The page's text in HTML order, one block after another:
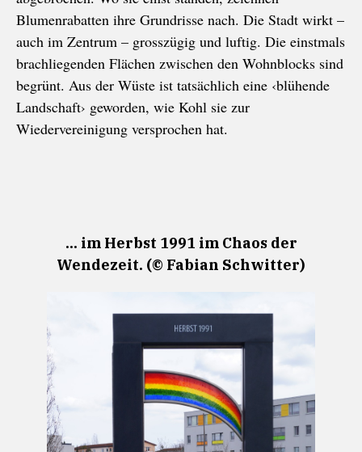
Blumenrabatten ihre Grundrisse nach. Die Stadt wirkt –
auch im Zentrum – grosszügig und luftig. Die einstmals
brachliegenden Flächen zwischen den Wohnblocks sind
begrünt. Aus der Wüste ist tatsächlich eine ‹blühende
Landschaft› geworden, wie Kohl sie zur
Wiedervereinigung versprochen hat.
... im Herbst 1991 im Chaos der
Wendezeit. (© Fabian Schwitter)